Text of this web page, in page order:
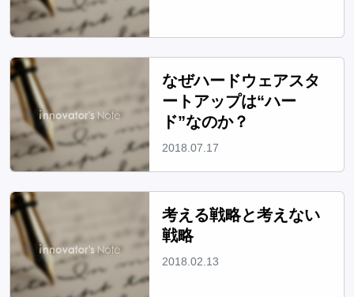
なぜハードウェアスタ
ートアップは“ハー
ド”なのか？
2018.07.17
考える戦略と考えない
戦略
2018.02.13